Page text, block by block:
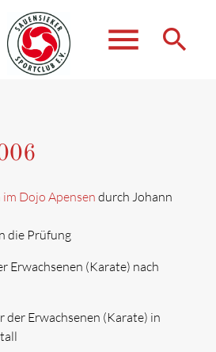
menu search
Dojo Apensen durch Johann
die Prüfung
Erwachsenen (Karate) nach
der Erwachsenen (Karate) in